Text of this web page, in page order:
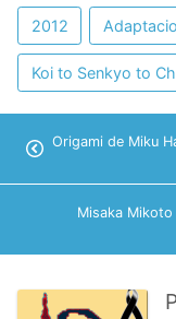
2012
Koi to Senkyo to
Origami de Miku
Misaka Mikoto